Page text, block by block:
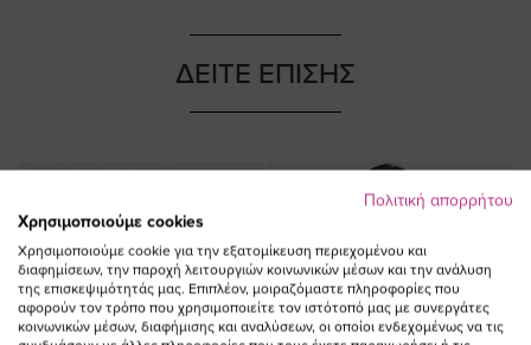
ΔΕΙΤΕ ΕΠΙΣΗΣ
Πολιτική απορρήτου
Χρησιμοποιούμε cookies
Χρησιμοποιούμε cookie για την εξατομίκευση περιεχομένου και
διαφημίσεων, την παροχή λειτουργιών κοινωνικών μέσων και την ανάλυση
της επισκεψιμότητάς μας. Επιπλέον, μοιραζόμαστε πληροφορίες που
αφορούν τον τρόπο που χρησιμοποιείτε τον ιστότοπό μας με συνεργάτες
κοινωνικών μέσων, διαφήμισης και αναλύσεων, οι οποίοι ενδεχομένως να τις